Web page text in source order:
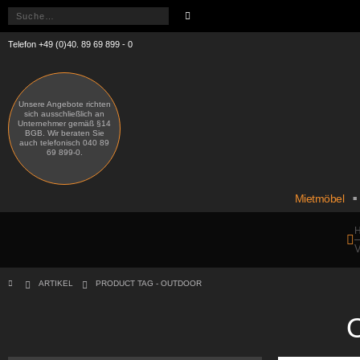
Telefon +49 (0)40. 89 69 899 - 0
Mietmöbel
Unsere Angebote richten
sich ausschließlich an
Unternehmer gemäß §14
BGB. Wir beraten Sie
auch telefonisch 040 89
69 899-0.
ARTIKEL PRODUCT TAG - OUTDOOR